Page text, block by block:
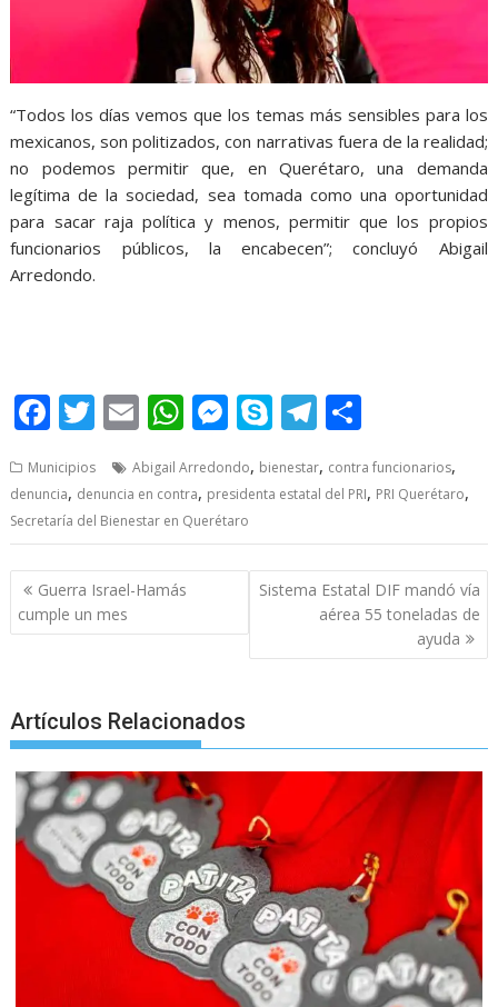
“Todos los días vemos que los temas más sensibles para los
mexicanos, son politizados, con narrativas fuera de la realidad;
no podemos permitir que, en Querétaro, una demanda
legítima de la sociedad, sea tomada como una oportunidad
para sacar raja política y menos, permitir que los propios
funcionarios públicos, la encabecen”; concluyó Abigail
Arredondo.
F
e
b
o
o
k
T
itt
er
E
ai
l
W
at
s
A
p
p
M
ss
e
n
er
S
y
e
T
e
a
m
ar
Municipios Abigail Arredondo, bienestar, contra funcionarios,
denuncia, denuncia en contra, presidenta estatal del PRI, PRI Querétaro,
Secretaría del Bienestar en Querétaro
Post
navigation
Guerra Israel-Hamás
cumple un mes
Sistema Estatal DIF mandó vía
aérea 55 toneladas de
ayuda
Artículos Relacionados